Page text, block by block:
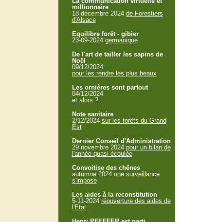
millionnaire
18 décembre 2024 de Forestiers
d'Alsace
Equilibre forêt - gibier
23-09-2024 germanique
De l'art de tailler les sapins de
Noël
09/12/2024
pour les rendre les plus beaux
Les ornières sont partout
04/12/2024
et alors ?
Note sanitaire
2/12/2024 sur les forêts du Grand
Est
Dernier Conseil d'Administration
29 novembre 2024 pour un bilan de
l'année quasi écoulée
Convoitise des chênes
automne 2024 une surveillance
s'impose
Les aides à la reconstitution
5-11-2024 réouverture des aides de
l'Etat